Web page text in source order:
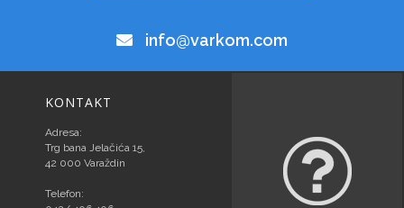
info@varkom.com
KONTAKT
Adresa:
Trg bana Jelačića 15,
42 000 Varaždin
Telefon: